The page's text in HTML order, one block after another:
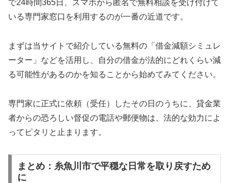
で24時間365日、スマホから匿名で無料相談を受け付けて
いる専門家窓口を利用するのが一番の近道です。
まずは当サイトで紹介している無料の「借金減額シミュレ
ーター」などを活用し、自分の借金が法的にどれくらい減
る可能性があるのかを知ることから始めてみてください。
専門家に正式に依頼（受任）したその日のうちに、貸金業
者からの恐ろしい督促の電話や郵便物は、法的な効力によ
ってピタリと止まります。
まとめ：糸魚川市で平穏な日常を取り戻すため
に